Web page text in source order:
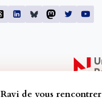
Ravi de vous rencontrer